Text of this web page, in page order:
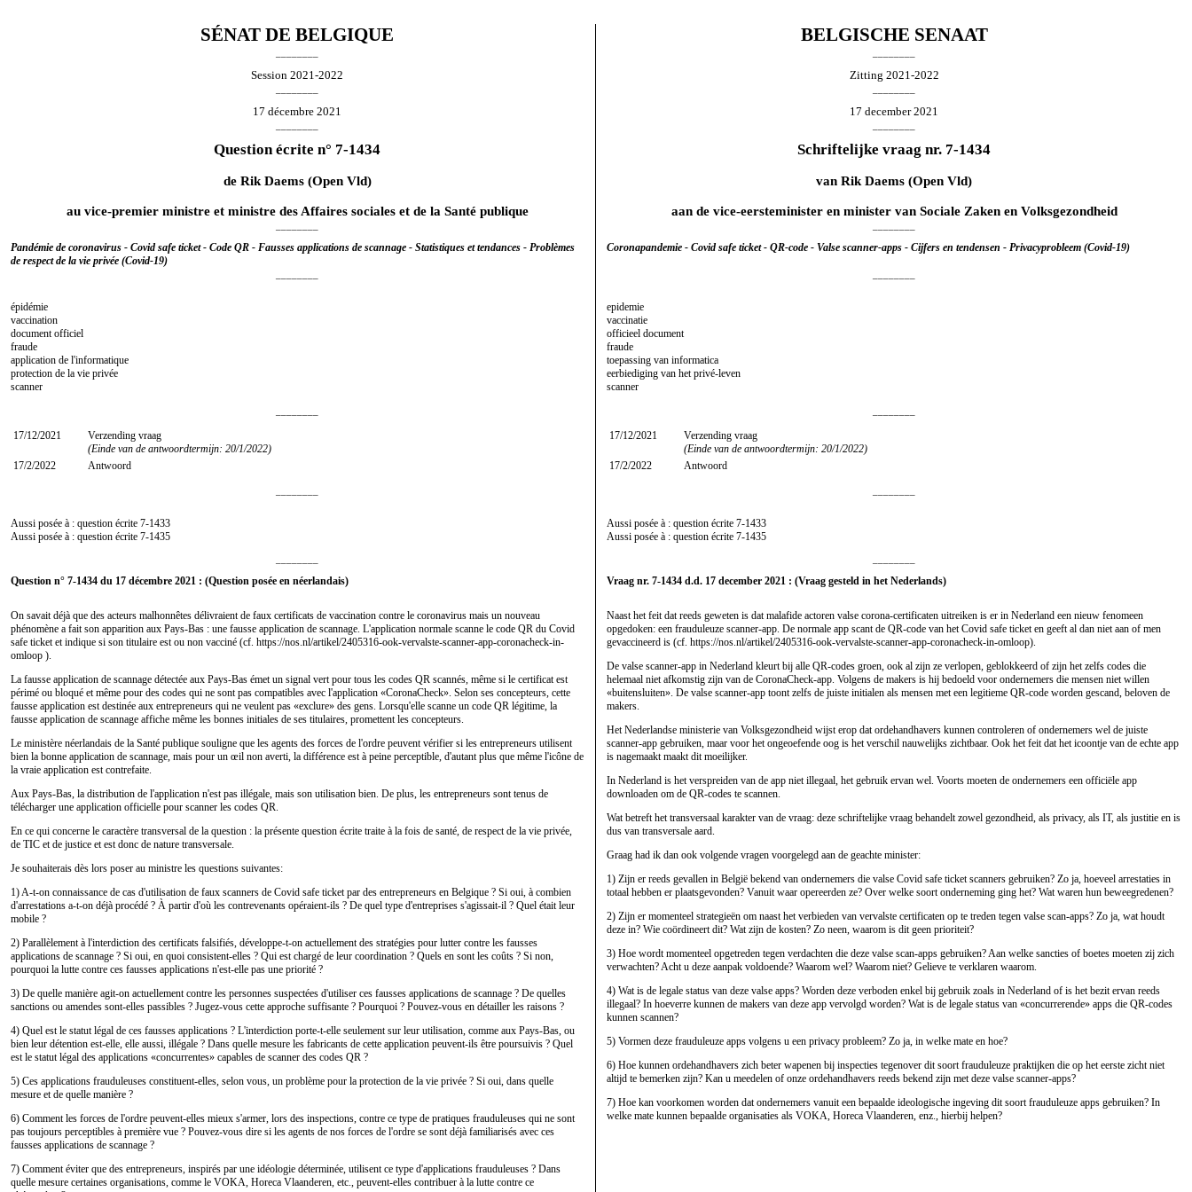
SÉNAT DE BELGIQUE BELGISCHE SENAAT
Session 2021-2022 Zitting 2021-2022
17 décembre 2021 17 december 2021
Question écrite n° 7-1434 Schriftelijke vraag nr. 7-1434
de Rik Daems(Open Vld) van Rik Daems (Open Vld)
au vice-premier ministre et ministre des Affaires sociales et de la Santé publique aan de vice-eersteminister en minister van Sociale Zaken en Volksgezondheid
Pandémie de coronavirus - Covid safe ticket - Code QR - Fausses applications de scannage - Statistiques et tendances - Problèmes
de respect de la vie privée (Covid-19)
Coronapandemie - Covid safe ticket - QR-code - Valse scanner-apps - Cijfers en tendensen - Privacyprobleem (Covid-19)
épidémie
vaccination
document officiel
fraude
application de l'informatique
protection de la vie privée
scanner
epidemie
vaccinatie
officieel document
fraude
toepassing van informatica
eerbiediging van het privé-leven
scanner
17/12/2021
Verzending vraag
(Einde van de antwoordtermijn: 20/1/2022)
17/2/2022
Antwoord
17/12/2021
Verzending vraag
(Einde van de antwoordtermijn: 20/1/2022)
17/2/2022
Antwoord
Aussi posée à : question écrite 7-1433
Aussi posée à : question écrite 7-1435
Aussi posée à : question écrite 7-1433
Aussi posée à : question écrite 7-1435
Question n° 7-1434 du 17 décembre 2021 : (Question posée en néerlandais) Vraag nr. 7-1434 d.d. 17 december 2021 : (Vraag gesteld in het Nederlands)
On savait déjà que des acteurs malhonnêtes délivraient de faux certificats de vaccination contre le coronavirus mais un nouveau
phénomène a fait son apparition aux Pays-Bas : une fausse application de scannage. L'application normale scanne le code QR du Covid
safe ticket et indique si son titulaire est ou non vacciné (cf. https://nos.nl/artikel/2405316-ook-vervalste-scanner-app-coronacheck-in-
omloop ).
La fausse application de scannage détectée aux Pays-Bas émet un signal vert pour tous les codes QR scannés, même si le certificat est
périmé ou bloqué et même pour des codes qui ne sont pas compatibles avec l'application «CoronaCheck». Selon ses concepteurs, cette
fausse application est destinée aux entrepreneurs qui ne veulent pas «exclure» des gens. Lorsqu'elle scanne un code QR légitime, la
fausse application de scannage affiche même les bonnes initiales de ses titulaires, promettent les concepteurs.
Le ministère néerlandais de la Santé publique souligne que les agents des forces de l'ordre peuvent vérifier si les entrepreneurs utilisent
bien la bonne application de scannage, mais pour un œil non averti, la différence est à peine perceptible, d'autant plus que même l'icône de
la vraie application est contrefaite.
Aux Pays-Bas, la distribution de l'application n'est pas illégale, mais son utilisation bien. De plus, les entrepreneurs sont tenus de
télécharger une application officielle pour scanner les codes QR.
En ce qui concerne le caractère transversal de la question : la présente question écrite traite à la fois de santé, de respect de la vie privée,
de TIC et de justice et est donc de nature transversale.
Je souhaiterais dès lors poser au ministre les questions suivantes:
1) A-t-on connaissance de cas d'utilisation de faux scanners de Covid safe ticket par des entrepreneurs en Belgique ? Si oui, à combien
d'arrestations a-t-on déjà procédé ? À partir d'où les contrevenants opéraient-ils ? De quel type d'entreprises s'agissait-il ? Quel était leur
mobile ?
2) Parallèlement à l'interdiction des certificats falsifiés, développe-t-on actuellement des stratégies pour lutter contre les fausses
applications de scannage ? Si oui, en quoi consistent-elles ? Qui est chargé de leur coordination ? Quels en sont les coûts ? Si non,
pourquoi la lutte contre ces fausses applications n'est-elle pas une priorité ?
3) De quelle manière agit-on actuellement contre les personnes suspectées d'utiliser ces fausses applications de scannage ? De quelles
sanctions ou amendes sont-elles passibles ? Jugez-vous cette approche suffisante ? Pourquoi ? Pouvez-vous en détailler les raisons ?
4) Quel est le statut légal de ces fausses applications ? L'interdiction porte-t-elle seulement sur leur utilisation, comme aux Pays-Bas, ou
bien leur détention est-elle, elle aussi, illégale ? Dans quelle mesure les fabricants de cette application peuvent-ils être poursuivis ? Quel
est le statut légal des applications «concurrentes» capables de scanner des codes QR ?
5) Ces applications frauduleuses constituent-elles, selon vous, un problème pour la protection de la vie privée ? Si oui, dans quelle
mesure et de quelle manière ?
6) Comment les forces de l'ordre peuvent-elles mieux s'armer, lors des inspections, contre ce type de pratiques frauduleuses qui ne sont
pas toujours perceptibles à première vue ? Pouvez-vous dire si les agents de nos forces de l'ordre se sont déjà familiarisés avec ces
fausses applications de scannage ?
7) Comment éviter que des entrepreneurs, inspirés par une idéologie déterminée, utilisent ce type d'applications frauduleuses ? Dans
quelle mesure certaines organisations, comme le VOKA, Horeca Vlaanderen, etc., peuvent-elles contribuer à la lutte contre ce
Naast het feit dat reeds geweten is dat malafide actoren valse corona-certificaten uitreiken is er in Nederland een nieuw fenomeen
opgedoken: een frauduleuze scanner-app. De normale app scant de QR-code van het Covid safe ticket en geeft al dan niet aan of men
gevaccineerd is (cf. https://nos.nl/artikel/2405316-ook-vervalste-scanner-app-coronacheck-in-omloop).
De valse scanner-app in Nederland kleurt bij alle QR-codes groen, ook al zijn ze verlopen, geblokkeerd of zijn het zelfs codes die
helemaal niet afkomstig zijn van de CoronaCheck-app. Volgens de makers is hij bedoeld voor ondernemers die mensen niet willen
«buitensluiten». De valse scanner-app toont zelfs de juiste initialen als mensen met een legitieme QR-code worden gescand, beloven de
makers.
Het Nederlandse ministerie van Volksgezondheid wijst erop dat ordehandhavers kunnen controleren of ondernemers wel de juiste
scanner-app gebruiken, maar voor het ongeoefende oog is het verschil nauwelijks zichtbaar. Ook het feit dat het icoontje van de echte app
is nagemaakt maakt dit moeilijker.
In Nederland is het verspreiden van de app niet illegaal, het gebruik ervan wel. Voorts moeten de ondernemers een officiële app
downloaden om de QR-codes te scannen.
Wat betreft het transversaal karakter van de vraag: deze schriftelijke vraag behandelt zowel gezondheid, als privacy, als IT, als justitie en is
dus van transversale aard.
Graag had ik dan ook volgende vragen voorgelegd aan de geachte minister:
1) Zijn er reeds gevallen in België bekend van ondernemers die valse Covid safe ticket scanners gebruiken? Zo ja, hoeveel arrestaties in
totaal hebben er plaatsgevonden? Vanuit waar opereerden ze? Over welke soort onderneming ging het? Wat waren hun beweegredenen?
2) Zijn er momenteel strategieën om naast het verbieden van vervalste certificaten op te treden tegen valse scan-apps? Zo ja, wat houdt
deze in? Wie coördineert dit? Wat zijn de kosten? Zo neen, waarom is dit geen prioriteit?
3) Hoe wordt momenteel opgetreden tegen verdachten die deze valse scan-apps gebruiken? Aan welke sancties of boetes moeten zij zich
verwachten? Acht u deze aanpak voldoende? Waarom wel? Waarom niet? Gelieve te verklaren waarom.
4) Wat is de legale status van deze valse apps? Worden deze verboden enkel bij gebruik zoals in Nederland of is het bezit ervan reeds
illegaal? In hoeverre kunnen de makers van deze app vervolgd worden? Wat is de legale status van «concurrerende» apps die QR-codes
kunnen scannen?
5) Vormen deze frauduleuze apps volgens u een privacy probleem? Zo ja, in welke mate en hoe?
6) Hoe kunnen ordehandhavers zich beter wapenen bij inspecties tegenover dit soort frauduleuze praktijken die op het eerste zicht niet
altijd te bemerken zijn? Kan u meedelen of onze ordehandhavers reeds bekend zijn met deze valse scanner-apps?
7) Hoe kan voorkomen worden dat ondernemers vanuit een bepaalde ideologische ingeving dit soort frauduleuze apps gebruiken? In
welke mate kunnen bepaalde organisaties als VOKA, Horeca Vlaanderen, enz., hierbij helpen?